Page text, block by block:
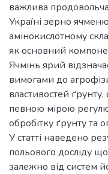
важлива
Україні зерно
амінокислотному
як основний
Ячмінь ярий
вимогами до
властивостей
певною мірою
обробітку ґрунту та
У статті наведено
польового досліду
залежно від систем